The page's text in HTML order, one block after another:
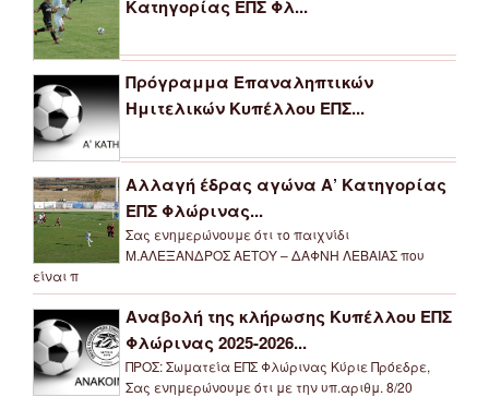
Κατηγορίας ΕΠΣ Φλ...
Πρόγραμμα Επαναληπτικών
Ημιτελικών Κυπέλλου ΕΠΣ...
Αλλαγή έδρας αγώνα Α’ Κατηγορίας
ΕΠΣ Φλώρινας...
Σας ενημερώνουμε ότι το παιχνίδι
Μ.ΑΛΕΞΑΝΔΡΟΣ ΑΕΤΟΥ – ΔΑΦΝΗ ΛΕΒΑΙΑΣ που
είναι π
Αναβολή της κλήρωσης Κυπέλλου ΕΠΣ
Φλώρινας 2025-2026...
ΠΡΟΣ: Σωματεία ΕΠΣ Φλώρινας Κύριε Πρόεδρε,
Σας ενημερώνουμε ότι με την υπ.αριθμ. 8/20